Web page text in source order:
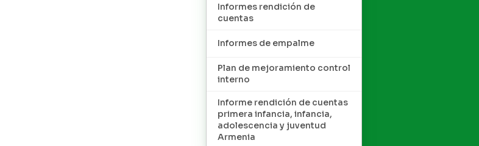
Informes rendición de
cuentas
Informes de empalme
Plan de mejoramiento control
interno
Informe rendición de cuentas
primera infancia, infancia,
adolescencia y juventud
Armenia